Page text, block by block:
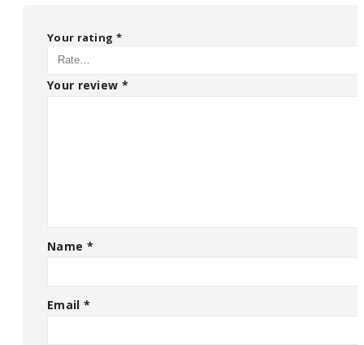
Your rating *
Your review *
Name *
Email *